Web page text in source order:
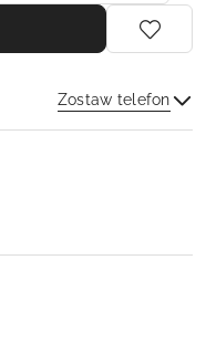
Zostaw telefon